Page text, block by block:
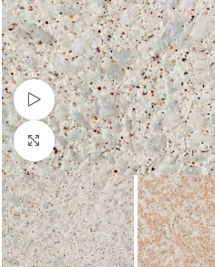
Skatīties video
Noklikšķiniet, lai